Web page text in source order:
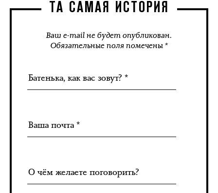
ТА САМАЯ ИСТОРИЯ
Ваш e-mail не будет опубликован.
Обязательные поля помечены *